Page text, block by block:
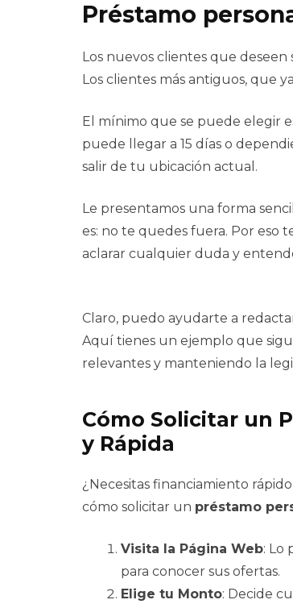
Préstamo
Los nuevos clientes que
Los clientes más antiguos, que
El mínimo que se puede elegir
puede llegar a 15 días o
salir de tu ubicación actual.
Le presentamos una forma
es: no te quedes fuera. Por eso
aclarar cualquier duda y
Claro, puedo ayudarte a
Aquí tienes un ejemplo que
relevantes y manteniendo la
Cómo Solicitar un
y Rápida
¿Necesitas financiamiento
cómo solicitar un préstamo
Visita la Página Web: Lo
para conocer sus ofertas.
Elige tu Monto: Decide